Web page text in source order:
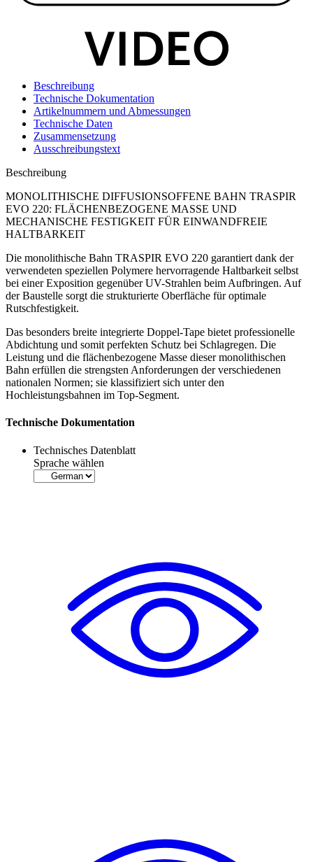
Beschreibung
Technische Dokumentation
Artikelnummern und Abmessungen
Technische Daten
Zusammensetzung
Ausschreibungstext
Beschreibung
MONOLITHISCHE DIFFUSIONSOFFENE BAHN TRASPIR
EVO 220: FLÄCHENBEZOGENE MASSE UND
MECHANISCHE FESTIGKEIT FÜR EINWANDFREIE
HALTBARKEIT
Die monolithische Bahn TRASPIR EVO 220 garantiert dank der
verwendeten speziellen Polymere hervorragende Haltbarkeit selbst
bei einer Exposition gegenüber UV-Strahlen beim Aufbringen. Auf
der Baustelle sorgt die strukturierte Oberfläche für optimale
Rutschfestigkeit.
Das besonders breite integrierte Doppel-Tape bietet professionelle
Abdichtung und somit perfekten Schutz bei Schlagregen. Die
Leistung und die flächenbezogene Masse diesermonolithischen
Bahn erfüllen die strengsten Anforderungen der verschiedenen
nationalen Normen; sie klassifiziert sich unter den
Hochleistungsbahnen im Top-Segment.
Technische Dokumentation
Technisches Datenblatt
Sprache wählen